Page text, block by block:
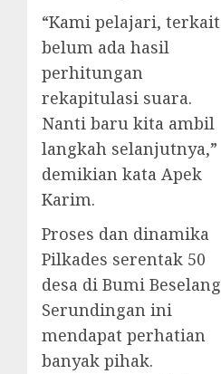
“Kami pelajari, terkait
belum ada hasil
perhitungan
rekapitulasi suara.
Nanti baru kita ambil
langkah selanjutnya,”
demikian kata Apek
Karim.
Proses dan dinamika
Pilkades serentak 50
desa di Bumi Beselang
Serundingan ini
mendapat perhatian
banyak pihak.